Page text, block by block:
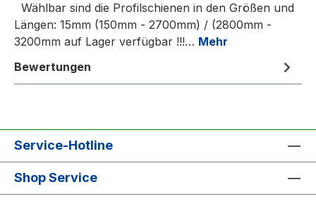
Wählbar sind die Profilschienen in den Größen und
Längen: 15mm (150mm - 2700mm) / (2800mm -
3200mm auf Lager verfügbar !!!… Mehr
Bewertungen
Service-Hotline
Shop Service